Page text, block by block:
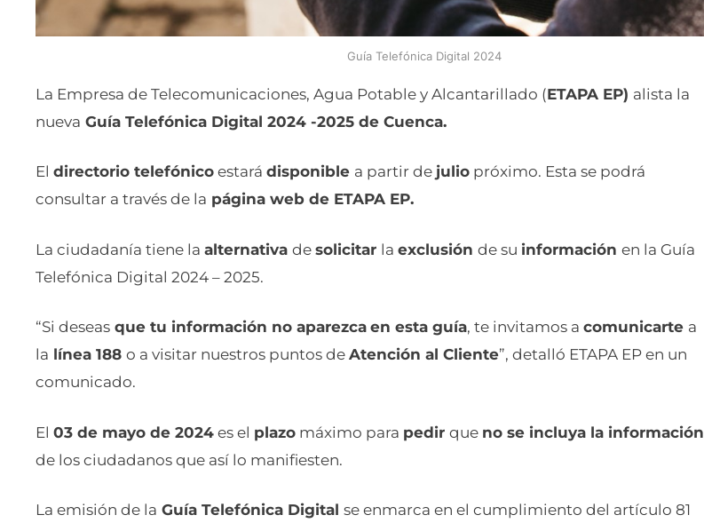
Guía Telefónica Digital 2024
La Empresa de Telecomunicaciones, Agua Potable y Alcantarillado (ETAPA EP) alista la
nueva Guía Telefónica Digital 2024 -2025 de Cuenca.
El directorio telefónico estará disponible a partir de julio próximo. Esta se podrá
consultar a través de la página web de ETAPA EP.
La ciudadanía tiene la alternativa de solicitar la exclusión de su información en la Guía
Telefónica Digital 2024 – 2025.
“Si deseas que tu información no aparezca en esta guía, te invitamos a comunicarte a
la línea 188 o a visitar nuestros puntos de Atención al Cliente”, detalló ETAPA EP en un
comunicado.
El 03 de mayo de 2024 es el plazo máximo para pedir que no se incluya la información
de los ciudadanos que así lo manifiesten.
La emisión de la Guía Telefónica Digital se enmarca en el cumplimiento del artículo 81